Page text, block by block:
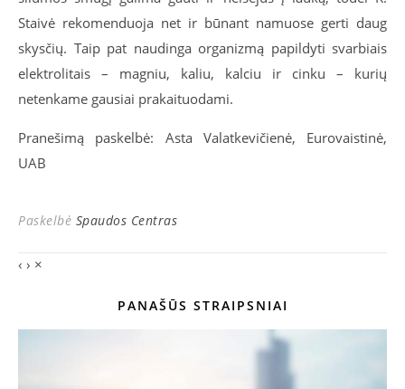
Staivė rekomenduoja net ir būnant namuose gerti daug
skysčių. Taip pat naudinga organizmą papildyti svarbiais
elektrolitais – magniu, kaliu, kalciu ir cinku – kurių
netenkame gausiai prakaituodami.
Pranešimą paskelbė: Asta Valatkevičienė, Eurovaistinė,
UAB
Paskelbė Spaudos Centras
‹ › ×
PANAŠŪS STRAIPSNIAI